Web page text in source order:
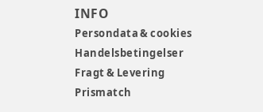
INFO
Persondata & cookies
Handelsbetingelser
Fragt & Levering
Prismatch